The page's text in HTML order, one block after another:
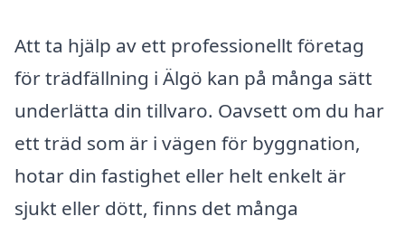
Att ta hjälp av ett professionellt företag
för trädfällning i Älgö kan på många sätt
underlätta din tillvaro. Oavsett om du har
ett träd som är i vägen för byggnation,
hotar din fastighet eller helt enkelt är
sjukt eller dött, finns det många